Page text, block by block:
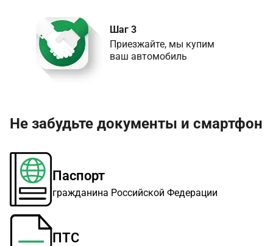
Шаг 3
Приезжайте, мы купим
ваш автомобиль
Не забудьте документы и смартфон
Паспорт
гражданина Российской Федерации
ПТС